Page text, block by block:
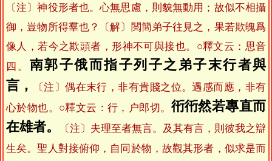
〔注〕神役形者也。心無思慮，則貌無動用；故似不相攝
御，豈物所得羣也？〔解〕閲簡弟子往見之，果若欺魄爲
像人，若今之欺頭者，形神不可與接也。○釋文云：思音
四。 南郭子俄而指子列子之弟子末行者與
言，
〔注〕偶在末行，非有貴賤之位。遇感而應，非有
心於物也。○釋文云：行，户郎切。 衎衎然若專直而
在雄者。
〔注〕夫理至者無言。及其有言，則彼我之辯
生矣。聖人對接俯仰，自同於物，故觀其形者，似求是而